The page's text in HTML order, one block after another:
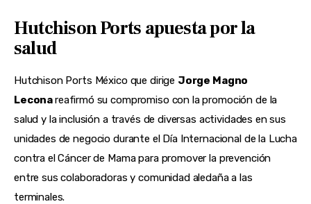
Hutchison Ports apuesta por la
salud
Hutchison Ports México que dirige Jorge Magno
Leconareafirmó su compromiso con la promoción de la
salud y la inclusión a través de diversas actividades en sus
unidades de negocio durante el Día Internacional de la Lucha
contra el Cáncer de Mama para promover la prevención
entre sus colaboradoras y comunidad aledaña a las
terminales.